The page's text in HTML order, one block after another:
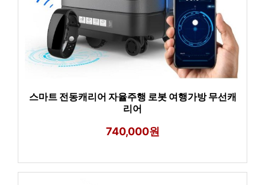
스마트 전동캐리어 자율주행 로봇 여행가방 무선캐
리어
740,000원